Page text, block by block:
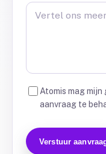
Atomis mag mijn
aanvraag te
Verstuur